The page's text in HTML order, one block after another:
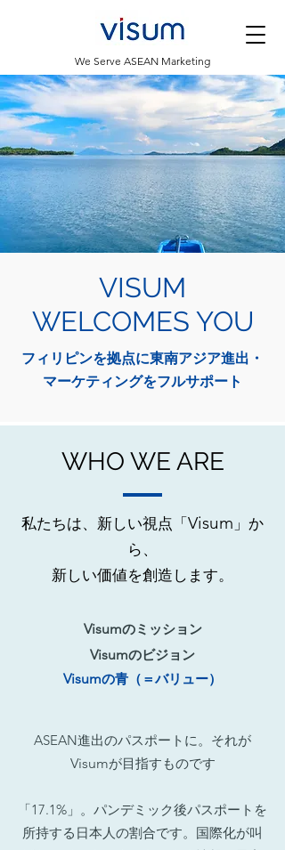
​We Serve ASEAN Marketing
VISUM
WELCOMES YOU
フィリピンを拠点に東南アジア進出・
マーケティングをフルサポート
WHO WE ARE
私たちは、新しい視点「 Visum 」か
ら、
新しい価値を創造します。
Visumのミッション
ASEAN進出のパスポートに。それが
Visumが目指すものです
「17.1%」。パンデミック後パスポートを
所持する日本人の割合です。国際化が叫
Visumのビジョン
Visumの青（＝バリュー）